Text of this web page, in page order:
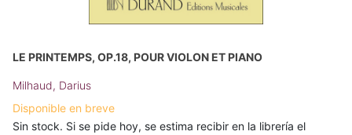
LE PRINTEMPS, OP.18, POUR VIOLON ET PIANO
Milhaud, Darius
Disponible en breve
Sin stock. Si se pide hoy, se estima recibir en la librería el